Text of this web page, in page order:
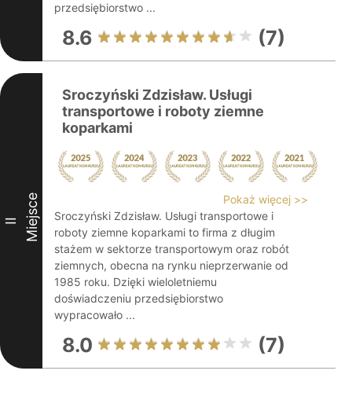
przedsiębiorstwo ...
8.6 (7)
II Miejsce
Sroczyński Zdzisław. Usługi
transportowe i roboty ziemne
koparkami
Pokaż więcej >>
Sroczyński Zdzisław. Usługi transportowe i
roboty ziemne koparkami to firma z długim
stażem w sektorze transportowym oraz robót
ziemnych, obecna na rynku nieprzerwanie od
1985 roku. Dzięki wieloletniemu
doświadczeniu przedsiębiorstwo
wypracowało ...
8.0 (7)